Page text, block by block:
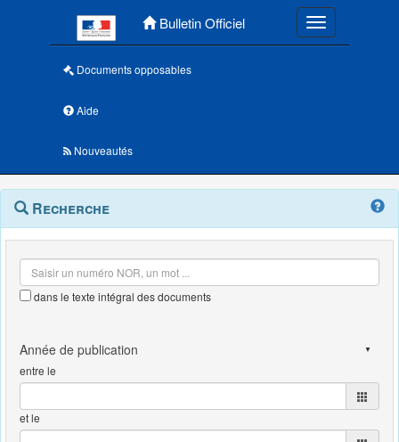
Bulletin Officiel Toggle
Documents opposables
Aide
Nouveautés
Navigation
outils
Menu
contextuel
Recherche
dans le texte intégral des documents
entre le
et le